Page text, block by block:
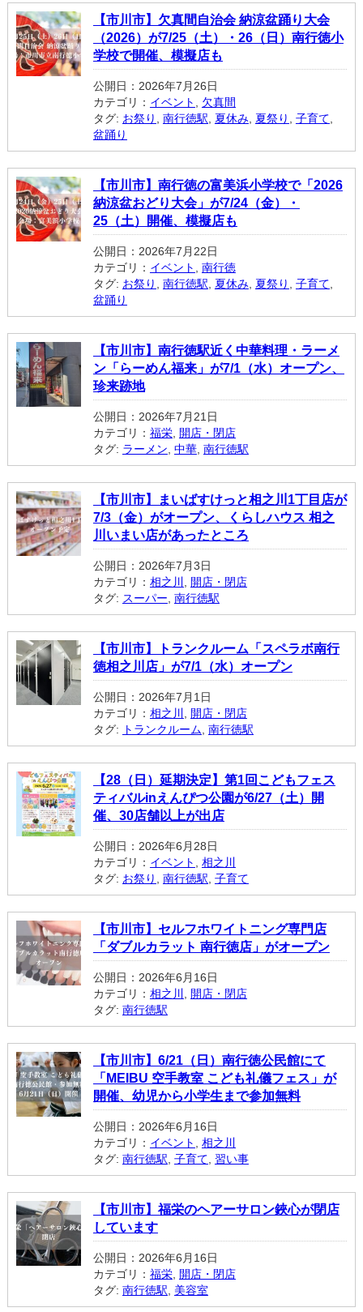
【市川市】欠真間自治会 納涼盆踊り大会
（2026）が7/25（土）・26（日）南行徳小
学校で開催、模擬店も
公開日：2026年7月26日
カテゴリ： イベント
欠真間
タグ: お祭り 南行徳駅 夏休み, 夏祭り 子育て
盆踊り
【市川市】南行徳の富美浜小学校で「2026
納涼盆おどり大会」が7/24（金）・
25（土）開催、模擬店も
公開日：2026年7月22日
カテゴリ： イベント
南行徳
タグ: お祭り 南行徳駅 夏休み, 夏祭り 子育て
盆踊り
【市川市】南行徳駅近く中華料理・ラーメ
ン「らーめん福来」が7/1（水）オープン、
珍来跡地
公開日：2026年7月21日
カテゴリ： 福栄, 開店・閉店
タグ: ラーメン 中華, 南行徳駅
【市川市】まいばすけっと相之川1丁目店が
7/3（金）がオープン、くらしハウス 相之
川いまい店があったところ
公開日：2026年7月3日
カテゴリ： 相之川
開店・閉店
タグ: スーパー 南行徳駅
【市川市】トランクルーム「スペラボ南行
徳相之川店」が7/1（水）オープン
公開日：2026年7月1日
カテゴリ： 相之川
開店・閉店
タグ:
トランクルーム 南行徳駅
【28（日）延期決定】第1回こどもフェス
ティバルinえんぴつ公園が6/27（土）開
催、30店舗以上が出店
公開日：2026年6月28日
カテゴリ： イベント
相之川
タグ: お祭り 南行徳駅 子育て
【市川市】セルフホワイトニング専門店
「ダブルカラット 南行徳店」がオープン
公開日：2026年6月16日
カテゴリ： 相之川
開店・閉店
タグ: 南行徳駅
【市川市】6/21（日）南行徳公民館にて
「MEIBU 空手教室 こども礼儀フェス」が
開催、幼児から小学生まで参加無料
公開日：2026年6月16日
カテゴリ： イベント
相之川
タグ: 南行徳駅 子育て 習い事
【市川市】福栄のヘアーサロン鋏心が閉店
しています
公開日：2026年6月16日
カテゴリ： 福栄, 開店・閉店
タグ: 南行徳駅 美容室